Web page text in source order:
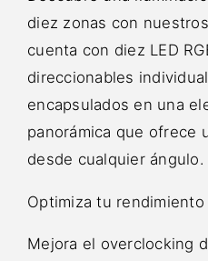
diez zonas con
cuenta con diez LED
direccionables
encapsulados en una
panorámica que ofrece
desde cualquier ángulo.
Optimiza tu rendimiento
Mejora el overclocking